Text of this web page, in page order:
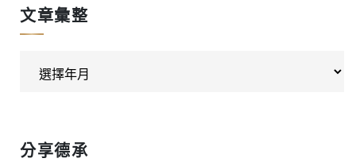
文章彙整
分享德承